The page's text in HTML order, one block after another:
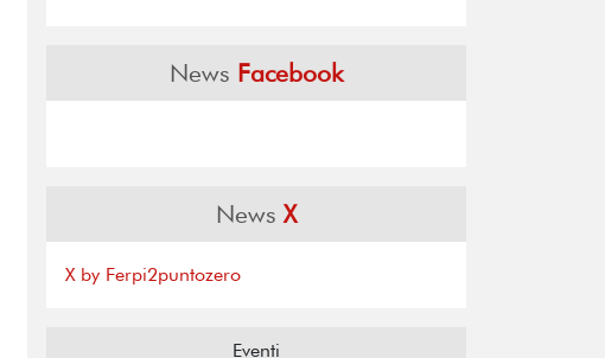
News Facebook
NewsX
X by Ferpi2puntozero
Eventi